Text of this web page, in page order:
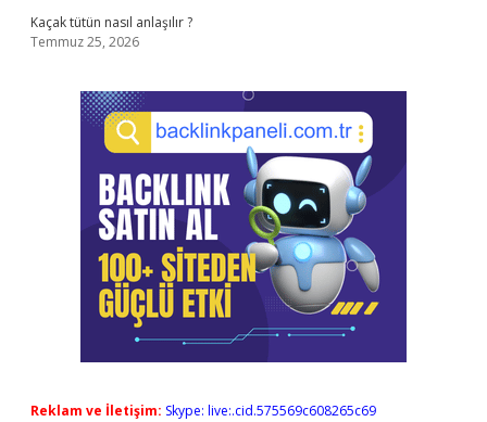
Kaçak tütün nasıl anlaşılır ?
Temmuz 25, 2026
Reklam ve İletişim: Skype: live:.cid.575569c608265c69